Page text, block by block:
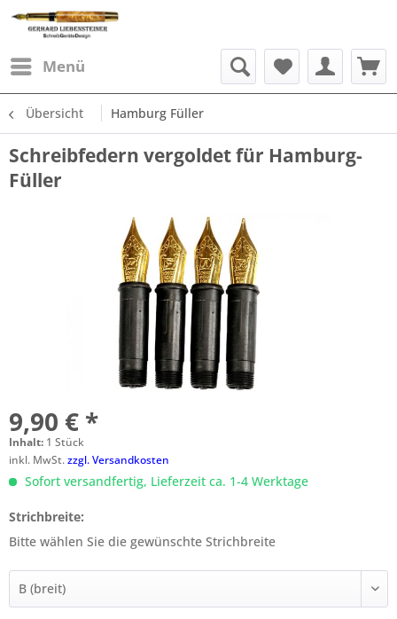
Menü
Übersicht Hamburg Füller
Schreibfedern vergoldet für Hamburg-
Füller
9,90 € *
Inhalt: 1 Stück
inkl. MwSt.zzgl. Versandkosten
Sofort versandfertig, Lieferzeit ca. 1-4 Werktage
Strichbreite:
Bitte wählen Sie die gewünschte Strichbreite